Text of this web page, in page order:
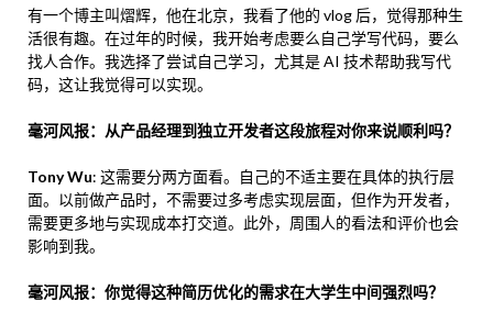
有一个博主叫熠辉，他在北京，我看了他的 vlog 后，觉得那种生
活很有趣。在过年的时候，我开始考虑要么自己学写代码，要么
找人合作。我选择了尝试自己学习，尤其是 AI 技术帮助我写代
码，这让我觉得可以实现。
毫河风报：从产品经理到独立开发者这段旅程对你来说顺利吗？
Tony Wu: 这需要分两方面看。自己的不适主要在具体的执行层
面。以前做产品时，不需要过多考虑实现层面，但作为开发者，
需要更多地与实现成本打交道。此外，周围人的看法和评价也会
影响到我。
毫河风报：你觉得这种简历优化的需求在大学生中间强烈吗？